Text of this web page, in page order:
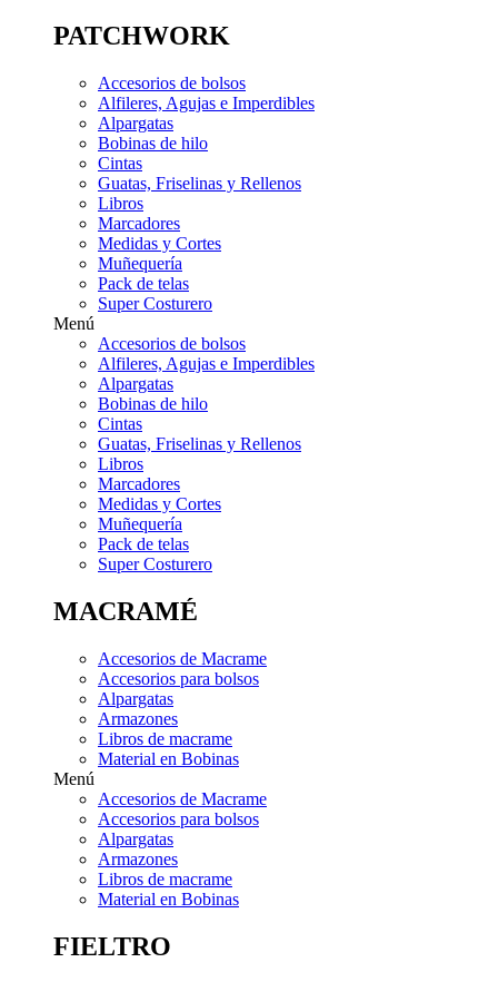
PATCHWORK
Accesorios de bolsos
Alfileres, Agujas e Imperdibles
Alpargatas
Bobinas de hilo
Cintas
Guatas, Friselinas y Rellenos
Libros
Marcadores
Medidas y Cortes
Muñequería
Pack de telas
Super Costurero
Menú
Accesorios de bolsos
Alfileres, Agujas e Imperdibles
Alpargatas
Bobinas de hilo
Cintas
Guatas, Friselinas y Rellenos
Libros
Marcadores
Medidas y Cortes
Muñequería
Pack de telas
Super Costurero
MACRAMÉ
Accesorios de Macrame
Accesorios para bolsos
Alpargatas
Armazones
Libros de macrame
Material en Bobinas
Menú
Accesorios de Macrame
Accesorios para bolsos
Alpargatas
Armazones
Libros de macrame
Material en Bobinas
FIELTRO